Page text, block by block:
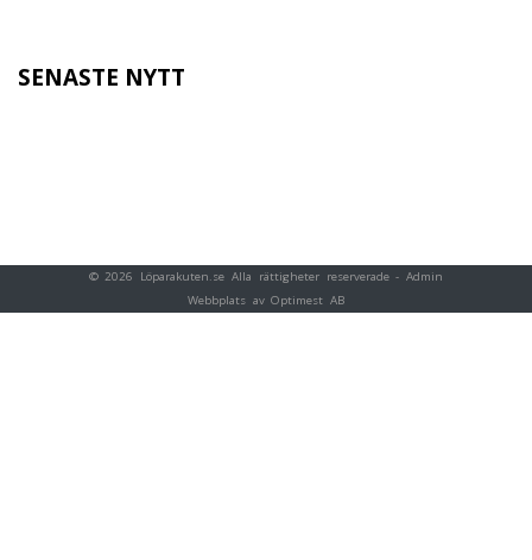
SENASTE NYTT
© 2026 Löparakuten.se Alla rättigheter reserverade -Admin
Webbplats av Optimest AB